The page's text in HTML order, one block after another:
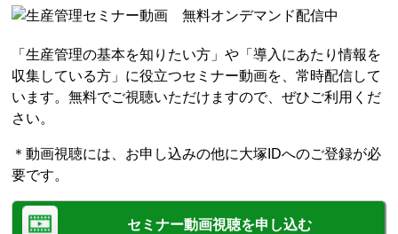
「生産管理の基本を知りたい方」や「導入にあたり情報を
収集している方」に役立つセミナー動画を、常時配信して
います。無料でご視聴いただけますので、ぜひご利用くだ
さい。
＊動画視聴には、お申し込みの他に大塚IDへのご登録が必
要です。
セミナー動画視聴を申し込む